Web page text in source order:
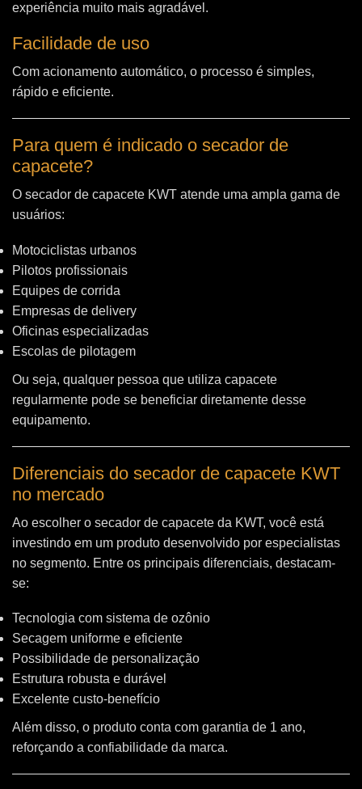
experiência muito mais agradável.
Facilidade de uso
Com acionamento automático, o processo é simples,
rápido e eficiente.
Para quem é indicado o secador de
capacete?
O secador de capacete KWT atende uma ampla gama de
usuários:
Motociclistas urbanos
Pilotos profissionais
Equipes de corrida
Empresas de delivery
Oficinas especializadas
Escolas de pilotagem
Ou seja, qualquer pessoa que utiliza capacete
regularmente pode se beneficiar diretamente desse
equipamento.
Diferenciais do secador de capacete KWT
no mercado
Ao escolher o secador de capacete da KWT, você está
investindo em um produto desenvolvido por especialistas
no segmento. Entre os principais diferenciais, destacam-
se:
Tecnologia com sistema de ozônio
Secagem uniforme e eficiente
Possibilidade de personalização
Estrutura robusta e durável
Excelente custo-benefício
Além disso, o produto conta com garantia de 1 ano,
reforçando a confiabilidade da marca.